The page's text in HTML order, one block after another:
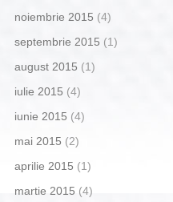
noiembrie 2015 (4)
septembrie 2015 (1)
august 2015 (1)
iulie 2015 (4)
iunie 2015 (4)
mai 2015 (2)
aprilie 2015 (1)
martie 2015 (4)